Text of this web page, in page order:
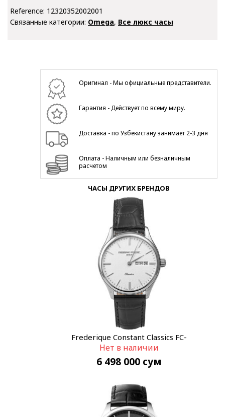
Reference: 12320352002001
Связанные категории: Omega, Все люкс часы
Оригинал - Мы официальные представители.
Гарантия - Действует по всему миру.
Доставка - по Узбекистану занимает 2-3 дня
Оплата - Наличным или безналичным
расчетом
ЧАСЫ ДРУГИХ БРЕНДОВ
Frederique Constant Classics FC-
225ST5B6
Нет в наличии
6 498 000 сум